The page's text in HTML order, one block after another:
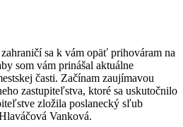
sa k vám opäť prihováram na
som vám prinášal aktuálne
časti. Začínam zaujímavou
zastupiteľstva, ktoré sa uskutočnilo
zložila poslanecký sľub
Vanková.